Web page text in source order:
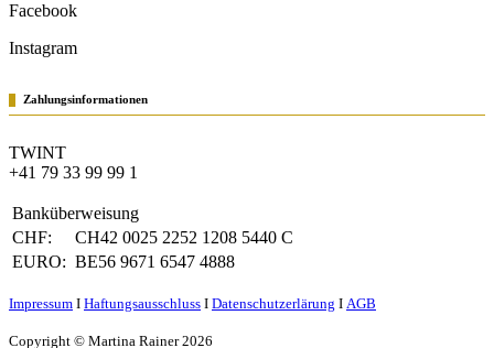
Facebook
Instagram
Zahlungsinformationen
TWINT
+41 79 33 99 99 1
Banküberweisung
CHF:
CH42 0025 2252 1208 5440 C
EURO: BE56 9671 6547 4888
Impressum Ι Haftungsausschluss Ι Datenschutzerlärung Ι AGB
Copyright © Martina Rainer 2026